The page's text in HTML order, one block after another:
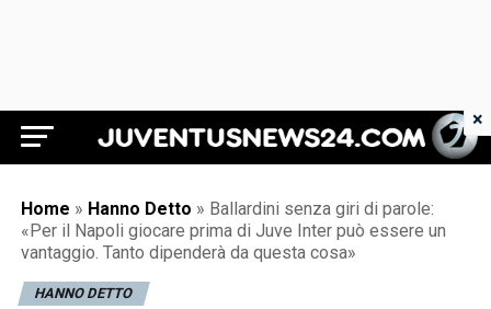
Juventus News 24
Home » Hanno Detto » Ballardini senza giri di parole:
«Per il Napoli giocare prima di Juve Inter può essere un
vantaggio. Tanto dipenderà da questa cosa»
HANNO DETTO
×